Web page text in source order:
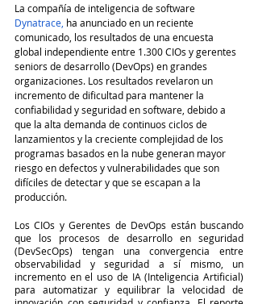
La compañía de inteligencia de software
Dynatrace ha anunciado en un reciente
comunicado, los resultados de una encuesta
global independiente entre 1.300 CIOs y gerentes
seniors de desarrollo (DevOps) en grandes
organizaciones. Los resultados revelaron un
incremento de dificultad para mantener la
confiabilidad y seguridad en software, debido a
que la alta demanda de continuos ciclos de
lanzamientos y la creciente complejidad de los
programas basados en la nube generan mayor
riesgo en defectos y vulnerabilidades que son
difíciles de detectar y que se escapan a la
producción.
Los CIOs y Gerentes de DevOps están buscando
que los procesos de desarrollo en seguridad
(DevSecOps) tengan una convergencia entre
observabilidad y seguridad a sí mismo, un
incremento en el uso de IA (Inteligencia Artificial)
para automatizar y equilibrar la velocidad de